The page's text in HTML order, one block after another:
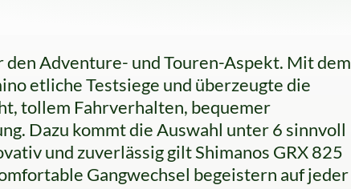
Adventure- und Touren-Aspekt. Mit dem
etliche Testsiege und überzeugte die
tollem Fahrverhalten, bequemer
Dazu kommt die Auswahl unter 6 sinnvoll
und zuverlässig gilt Shimanos GRX 825
Gangwechsel begeistern auf jeder